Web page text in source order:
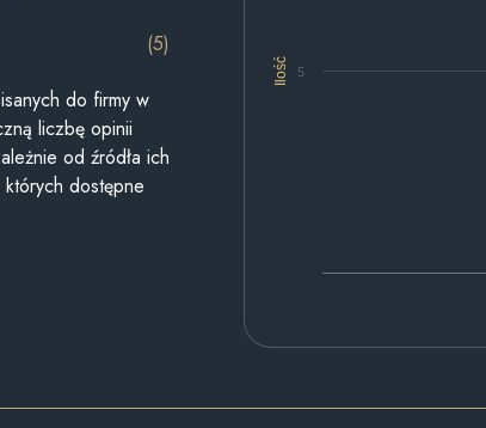
Ilość 5
(5)
do firmy w
liczbę opinii
od źródła ich
dostępne